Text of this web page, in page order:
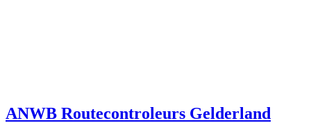
ANWB Routecontroleurs Gelderland